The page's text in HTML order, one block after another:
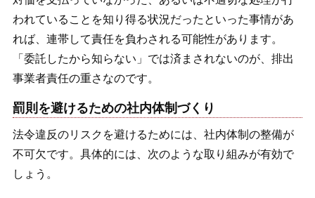
われていることを知り得る状況だったといった事情があ
れば、連帯して責任を負わされる可能性があります。
「委託したから知らない」では済まされないのが、排出
事業者責任の重さなのです。
罰則を避けるための社内体制づくり
法令違反のリスクを避けるためには、社内体制の整備が
不可欠です。具体的には、次のような取り組みが有効で
しょう。